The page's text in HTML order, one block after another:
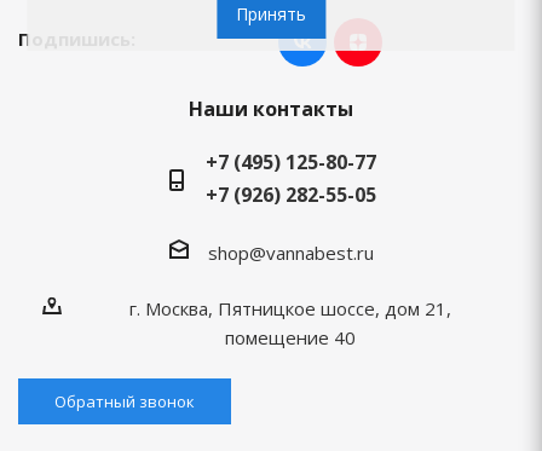
Подпишись:
Наши контакты
+7 (495) 125-80-77
+7 (926) 282-55-05
shop@vannabest.ru
г. Москва, Пятницкое шоссе, дом 21,
помещение 40
Обратный звонок
Принять